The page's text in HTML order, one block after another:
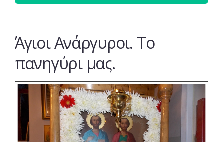
Άγιοι Ανάργυροι. Το
πανηγύρι μας.